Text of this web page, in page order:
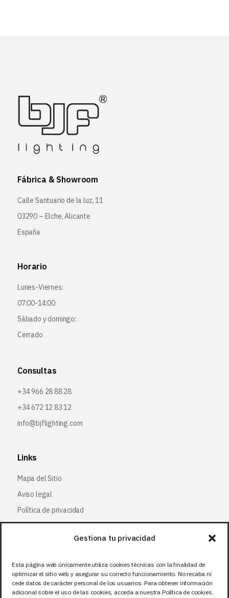
Gestiona tu privacidad
Esta página web únicamente utiliza cookies técnicas con la finalidad de
optimizar el sitio web y asegurar su correcto funcionamiento. No recaba ni
cede datos de carácter personal de los usuarios. Para obtener información
adicional sobre el uso de las cookies, acceda a nuestra Política de cookies.
Fábrica & Showroom
Calle Santuario de la luz, 11
03290 – Elche, Alicante
España
Horario
Lunes-Viernes:
07:00-14:00
Sábado y domingo:
Cerrado
Consultas
+34 966 28 88 28
+34 672 12 83 12
info@bjflighting.com
Links
Mapa del Sitio
Aviso legal
Política de privacidad
Política de cookies
Síguenos
Facebook